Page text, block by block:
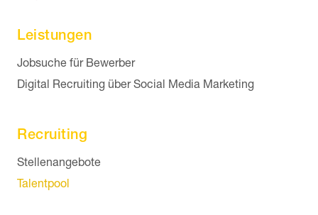
Leistungen
Navigation überspringen
Jobsuche für Bewerber
Digital Recruiting über Social Media Marketing
Recruiting
Navigation überspringen
Stellenangebote
Talentpool